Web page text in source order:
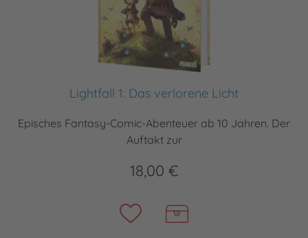
Lightfall 1: Das verlorene Licht
Episches Fantasy-Comic-Abenteuer ab 10 Jahren. Der
Auftakt zur
18,00 €